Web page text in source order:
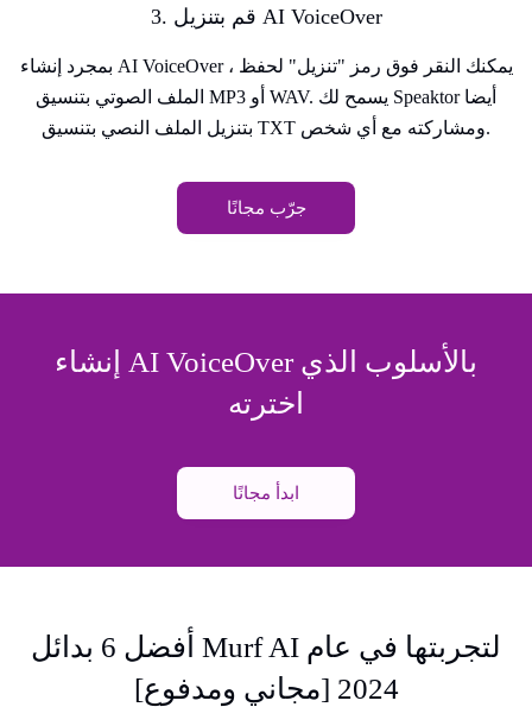
3. قم بتنزيل AI VoiceOver
بمجرد إنشاء AI VoiceOver ، يمكنك النقر فوق رمز "تنزيل" لحفظ
الملف الصوتي بتنسيق MP3 أو WAV. يسمح لك Speaktor أيضا
بتنزيل الملف النصي بتنسيق TXT ومشاركته مع أي شخص.
جرّب مجانًا
إنشاء AI VoiceOver بالأسلوب الذي
اخترته
ابدأ مجانًا
أفضل 6 بدائل Murf AI لتجربتها في عام
2024 [مجاني ومدفوع]